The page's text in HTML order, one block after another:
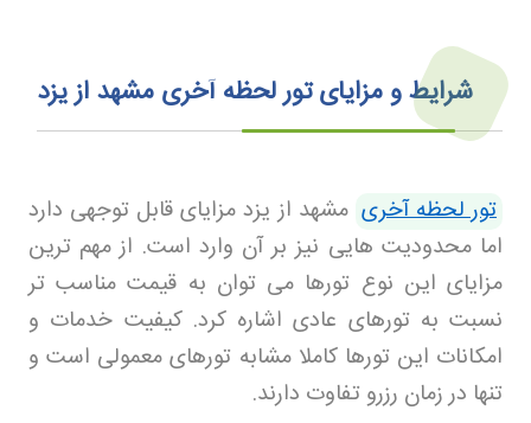
شرایط و مزایای تور لحظه آخری مشهد از یزد
تور لحظه آخری مشهد از یزد مزایای قابل توجهی دارد
اما محدودیت هایی نیز بر آن وارد است. از مهم ترین
مزایای این نوع تورها می توان به قیمت مناسب تر
نسبت به تورهای عادی اشاره کرد. کیفیت خدمات و
امکانات این تورها کاملا مشابه تورهای معمولی است و
تنها در زمان رزرو تفاوت دارند.